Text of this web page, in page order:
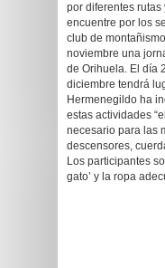
por diferentes
encuentre por los
club de
noviembre una
de Orihuela. El día
diciembre tendrá
Hermenegildo ha
estas actividades
necesario para las
descensores,
Los participantes
gato’ y la ropa